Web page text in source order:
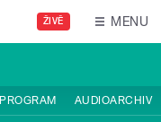
ŽIVĚ MENU
PROGRAM AUDIOARCHIV